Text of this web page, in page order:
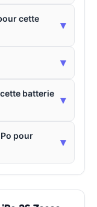
cette
▾
▾
batterie
▾
pour
▾